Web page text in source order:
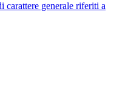
carattere generale riferiti a